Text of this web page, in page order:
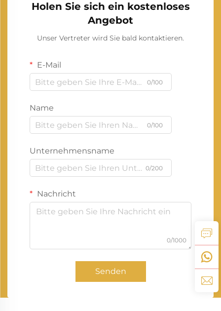
Holen Sie sich ein kostenloses
Angebot
Unser Vertreter wird Sie bald kontaktieren.
E-Mail
0/100
Name
0/100
Unternehmensname
0/200
Nachricht
0/1000
Senden